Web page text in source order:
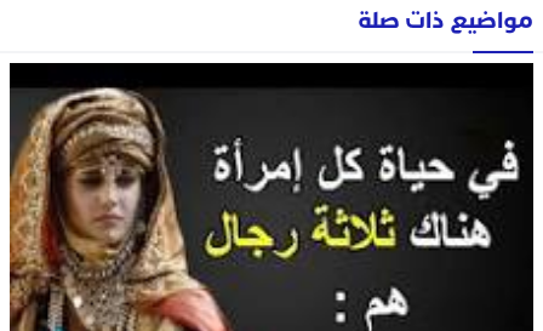
مواضيع ذات صلة